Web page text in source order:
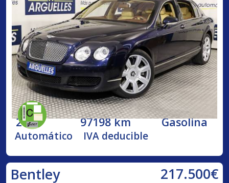
2005 97198 km Gasolina
Automático IVA deducible
Bentley 217.500€